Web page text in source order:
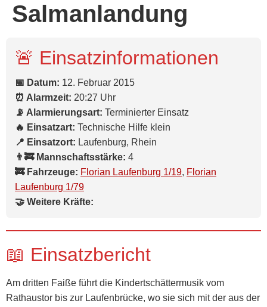
Salmanlandung
🚨 Einsatzinformationen
📅 Datum: 12. Februar 2015
⏰ Alarmzeit: 20:27 Uhr
📡 Alarmierungsart: Terminierter Einsatz
🔥 Einsatzart: Technische Hilfe klein
📍 Einsatzort: Laufenburg, Rhein
👨‍🚒 Mannschaftsstärke: 4
🚒 Fahrzeuge: Florian Laufenburg 1/19, Florian
Laufenburg 1/79
🤝 Weitere Kräfte:
📖 Einsatzbericht
Am dritten Faiße führt die Kindertschättermusik vom
Rathaustor bis zur Laufenbrücke, wo sie sich mit der aus der